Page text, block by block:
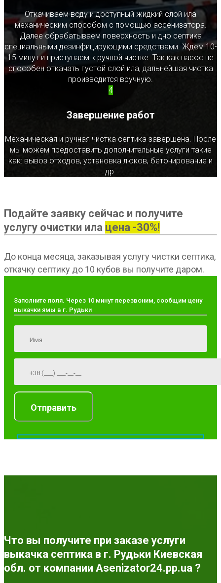
Откачиваем воду и доступный жидкий слой ила
механическим способом с помощью ассенизатора.
Далее обрабатываем поверхность и дно септика
специальными дезинфицирующими средствами. Ждем 10-
15 минут и приступаем к ручной чистке. Так как насос не
способен откачать густой слой ила, дальнейшая чистка
производится вручную.
4
Завершение работ
Механическая и ручная чистка септика завершена. После
мы можем предоставить дополнительные услуги такие
как: вывоз отходов, установка люков, бетонирование и
др.
Подайте заявку сейчас и получите
услугу очистки ила цена -30%!
До конца месяца, заказывая услугу чистки септика,
откачку септику до 10 кубов вы получите даром.
Заполните поля. Через 10 минут перезвоним, сообщим цену
выкачки ямы в г. Рудьки
Что вы получите при заказе услуги
выкачка септика в г. Рудьки Киевская
обл. от компании Asenizator24.pp.ua ?